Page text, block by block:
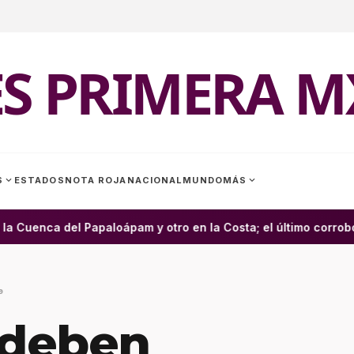
PRIMERA
expand_more ESTADOS NOTA ROJA NACIONAL MUNDOMÁS expand_more
del Papaloápam y otro en la Costa; el último